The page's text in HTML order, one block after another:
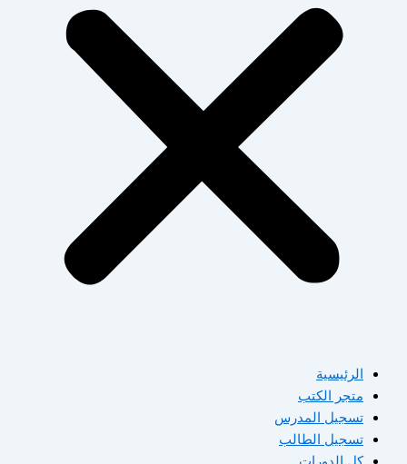
الرئيسية
متجر الكتب
تسجيل المدرس
تسجيل الطالب